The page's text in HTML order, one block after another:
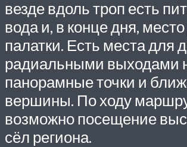
везде вдоль троп есть
вода и, в конце дня,
палатки. Есть места для
радиальными выходами
панорамные точки и
вершины. По ходу
возможно посещение
сёл региона.